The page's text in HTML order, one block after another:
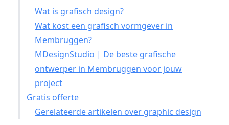
Wat is grafisch design?
Wat kost een grafisch vormgever in
Membruggen?
MDesignStudio | De beste grafische
ontwerper in Membruggen voor jouw
project
Gratis offerte
Gerelateerde artikelen over graphic design